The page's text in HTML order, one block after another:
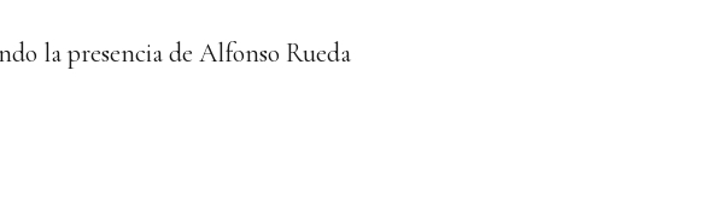
la presencia de Alfonso Rueda